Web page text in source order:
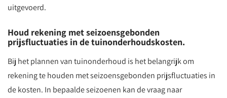
uitgevoerd.
Houd rekening met seizoensgebonden
prijsfluctuaties in de tuinonderhoudskosten.
Bij het plannen van tuinonderhoud is het belangrijk om
rekening te houden met seizoensgebonden prijsfluctuaties in
de kosten. In bepaalde seizoenen kan de vraag naar